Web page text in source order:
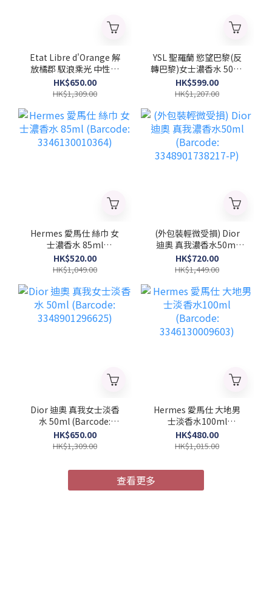
Etat Libre d'Orange 解
放橘郡 馭浪乘光 中性濃
香水100ml (Barcode:
3760168593970)
HK$650.00
HK$1,309.00
YSL 聖羅蘭 慾望巴黎(反
轉巴黎)女士濃香水 50ml
(Barcode:
3614270561658)
HK$599.00
HK$1,207.00
Hermes 愛馬仕 絲巾 女
士濃香水 85ml
(Barcode:
3346130010364)
HK$520.00
HK$1,049.00
(外包裝輕微受損) Dior
迪奧 真我濃香水50ml
(Barcode:
3348901738217-P)
HK$720.00
HK$1,449.00
Dior 迪奧 真我女士淡香
水 50ml (Barcode:
3348901296625)
HK$650.00
HK$1,309.00
Hermes 愛馬仕 大地男
士淡香水100ml
(Barcode:
3346130009603)
HK$480.00
HK$1,015.00
查看更多